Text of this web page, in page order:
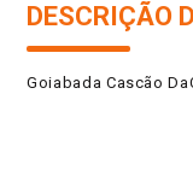
DESCRIÇÃO
Goiabada Cascão